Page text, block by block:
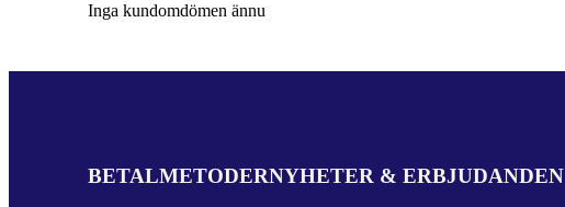
Inga kundomdömen ännu
BETALMETODERNYHETER & ERBJUDANDEN